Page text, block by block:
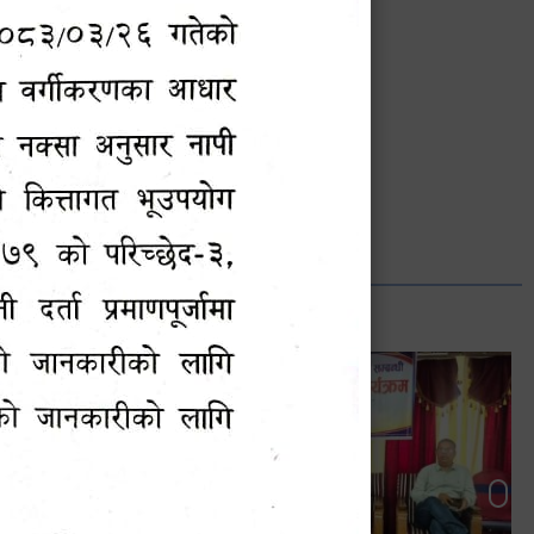
भानुभक्त थपलिया
सूचना अधिकारी
Phone: ९८५५०१२७४२